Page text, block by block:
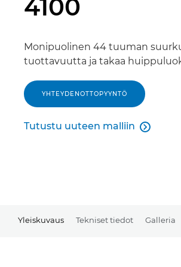
4100
Monipuolinen 44 tuuman
tuottavuutta ja takaa
YHTEYDENOTTOPYYNTÖ
Tutustu uuteen malliin
Tutustu uuteen malliin

Yleiskuvaus Tekniset tiedot Galleria